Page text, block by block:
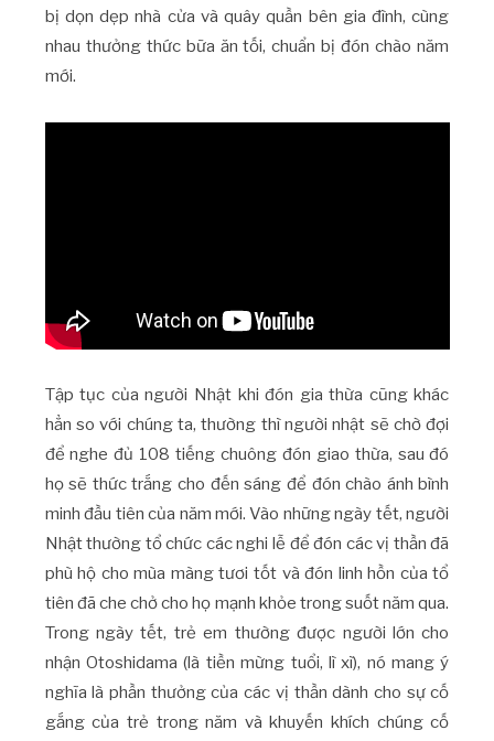
bị dọn dẹp nhà cửa và quây quần bên gia đình, cùng
nhau thưởng thức bữa ăn tối, chuẩn bị đón chào năm
mới.
Tập tục của người Nhật khi đón gia thừa cũng khác
hẳn so với chúng ta, thường thì người nhật sẽ chờ đợi
để nghe đủ 108 tiếng chuông đón giao thừa, sau đó
họ sẽ thức trắng cho đến sáng để đón chào ánh bình
minh đầu tiên của năm mới. Vào những ngày tết, người
Nhật thường tổ chức các nghi lễ để đón các vị thần đã
phù hộ cho mùa màng tươi tốt và đón linh hồn của tổ
tiên đã che chở cho họ mạnh khỏe trong suốt năm qua.
Trong ngày tết, trẻ em thường được người lớn cho
nhận Otoshidama (là tiền mừng tuổi, lì xì), nó mang ý
nghĩa là phần thưởng của các vị thần dành cho sự cố
gắng của trẻ trong năm và khuyến khích chúng cố